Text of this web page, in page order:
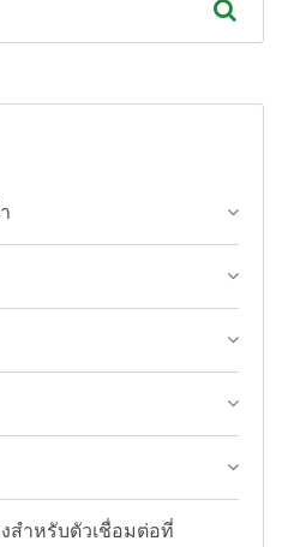
สำหรับตัวเชื่อมต่อที่